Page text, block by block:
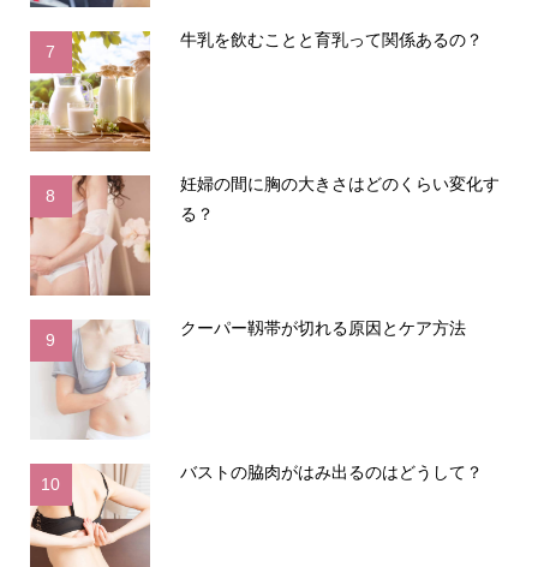
7
牛乳を飲むことと育乳って関係あるの？
8
妊婦の間に胸の大きさはどのくらい変化す
る？
9
クーパー靱帯が切れる原因とケア方法
10
バストの脇肉がはみ出るのはどうして？